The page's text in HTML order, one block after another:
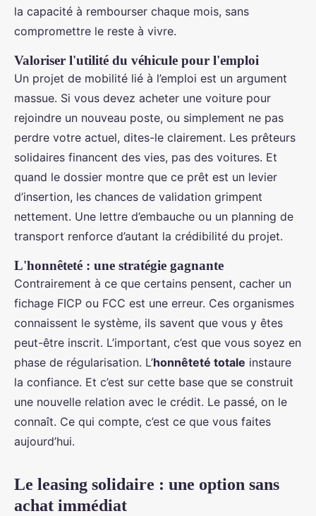
la capacité à rembourser chaque mois, sans
compromettre le reste à vivre.
Valoriser l'utilité du véhicule pour l'emploi
Un projet de mobilité lié à l’emploi est un argument
massue. Si vous devez acheter une voiture pour
rejoindre un nouveau poste, ou simplement ne pas
perdre votre actuel, dites-le clairement. Les prêteurs
solidaires financent des vies, pas des voitures. Et
quand le dossier montre que ce prêt est un levier
d’insertion, les chances de validation grimpent
nettement. Une lettre d’embauche ou un planning de
transport renforce d’autant la crédibilité du projet.
L'honnêteté : une stratégie gagnante
Contrairement à ce que certains pensent, cacher un
fichage FICP ou FCC est une erreur. Ces organismes
connaissent le système, ils savent que vous y êtes
peut-être inscrit. L’important, c’est que vous soyez en
phase de régularisation. L’honnêteté totale instaure
la confiance. Et c’est sur cette base que se construit
une nouvelle relation avec le crédit. Le passé, on le
connaît. Ce qui compte, c’est ce que vous faites
aujourd’hui.
Le leasing solidaire : une option sans
achat immédiat